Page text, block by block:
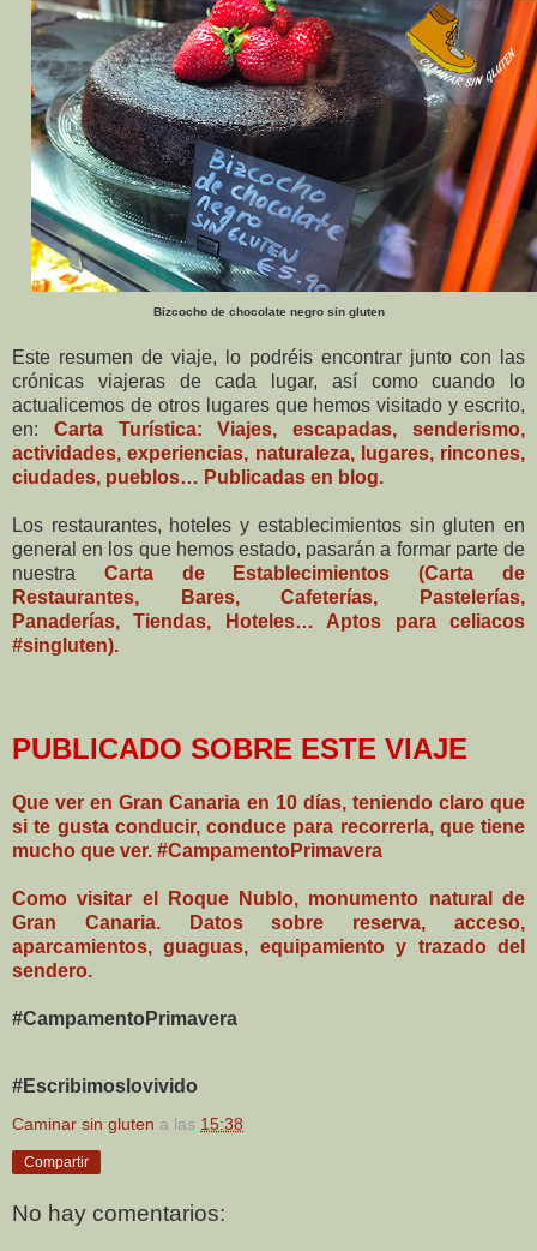
Bizcocho de chocolate negro sin gluten
Este resumen de viaje,
lo podréis encontrar junto con las
crónicas viajeras de cada lugar, así como cuando lo
actualicemos de otros lugares que hemos visitado y escrito,
en: Carta Turística: Viajes, escapadas, senderismo,
actividades, experiencias, naturaleza, lugares, rincones,
ciudades, pueblos… Publicadas en blog.
Los restaurantes, hoteles y establecimientos sin gluten en
general en los que hemos estado, pasarán a formar parte de
nuestra Carta de Establecimientos (Carta de
Restaurantes, Bares, Cafeterías, Pastelerías,
Panaderías, Tiendas, Hoteles… Aptos para celiacos
#singluten).
PUBLICADO SOBRE ESTE VIAJE
Que ver en Gran Canaria en 10 días, teniendo claro que
si te gusta conducir, conduce para recorrerla, que tiene
mucho que ver. #CampamentoPrimavera
Como visitar el Roque Nublo, monumento natural de
Gran Canaria. Datos sobre reserva, acceso,
aparcamientos, guaguas, equipamiento y trazado del
sendero.
#CampamentoPrimavera
#Escribimoslovivido
Caminar sin gluten a las 15:38
Compartir
No hay comentarios: